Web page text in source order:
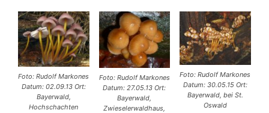
Foto: Rudolf Markones
Datum: 02.09.13 Ort:
Bayerwald,
Hochschachten
Foto: Rudolf Markones
Datum: 27.05.13 Ort:
Bayerwald,
Zwieselerwaldhaus,
Foto: Rudolf Markones
Datum: 30.05.15 Ort:
Bayerwald, bei St.
Oswald